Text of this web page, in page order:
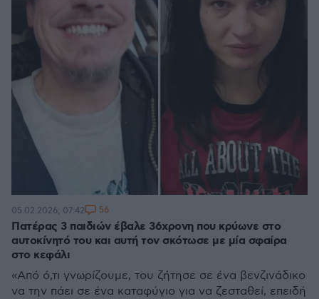
Πατέρας 3 παιδιών έβαλε 36χρονη που κρύωνε στο
αυτοκίνητό του και αυτή τον σκότωσε με μία σφαίρα
στο κεφάλι
«Από ό,τι γνωρίζουμε, του ζήτησε σε ένα βενζινάδικο
να την πάει σε ένα καταφύγιο για να ζεσταθεί, επειδή
05.02.2026, 07:42 56